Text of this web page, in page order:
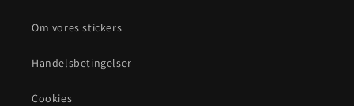
Om vores stickers
Handelsbetingelser
Cookies